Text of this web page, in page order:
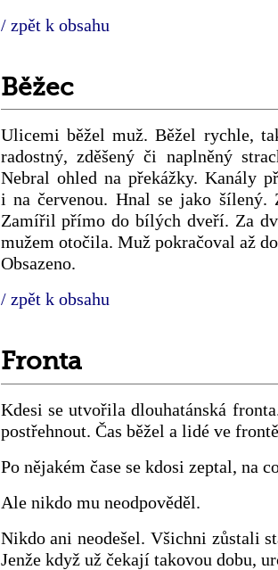
/ zpět k obsahu
Běžec
Ulicemi běžel muž. Běžel rychle,
radostný, zděšený či naplněný
Nebral ohled na překážky. Kanály
i na červenou. Hnal se jako šílený.
Zamířil přímo do bílých dveří. Za
mužem otočila. Muž pokračoval až
Obsazeno.
/ zpět k obsahu
Fronta
Kdesi se utvořila dlouhatánská
postřehnout. Čas běžel a lidé ve
Po nějakém čase se kdosi zeptal, na
Ale nikdo mu neodpověděl.
Nikdo ani neodešel. Všichni zůstali
Jenže když už čekají takovou dobu,